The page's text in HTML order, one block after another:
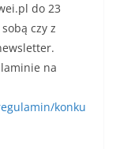
do 23
czy z
na
konku